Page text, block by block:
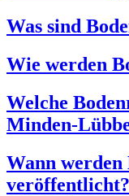
Was sind
Wie werden
Welche
Minden-
Wann
veröffentlicht?